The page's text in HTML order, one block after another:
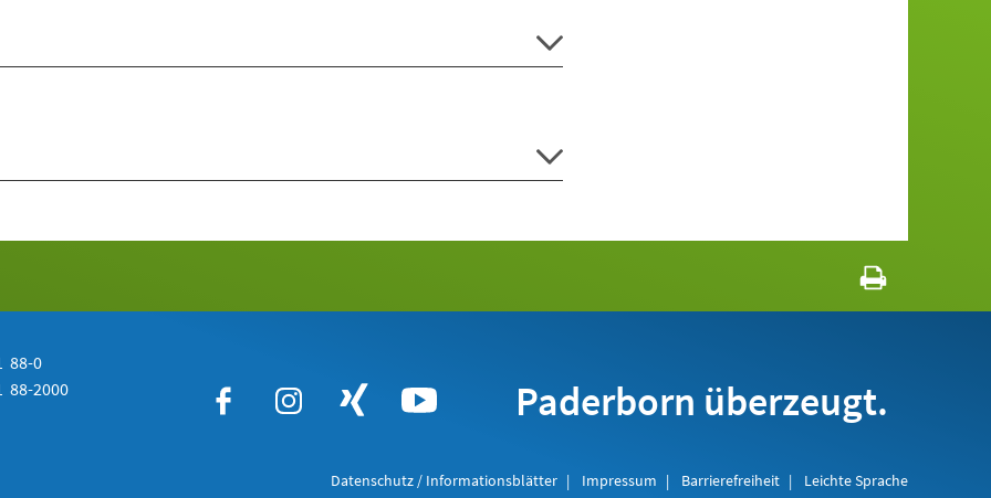
88-0
88-2000 Paderborn überzeugt.
Datenschutz / Informationsblätter Impressum Barrierefreiheit Leichte Sprache